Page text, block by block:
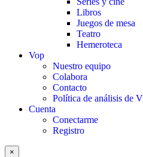
Libros
Juegos de mesa
Teatro
Hemeroteca
Vop
Nuestro equipo
Colabora
Contacto
Política de análisis de
Cuenta
Conectarme
Registro
×